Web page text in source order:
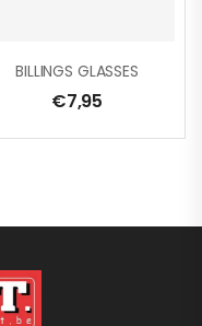
BILLINGS GLASSES
€7,95